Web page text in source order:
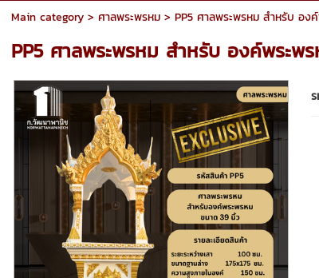
Main category> ศาลพระพรหม> PP5 ศาลพระพรหม สำหรับ อง
PP5 ศาลพระพรหม สำหรับ องค์พระพ